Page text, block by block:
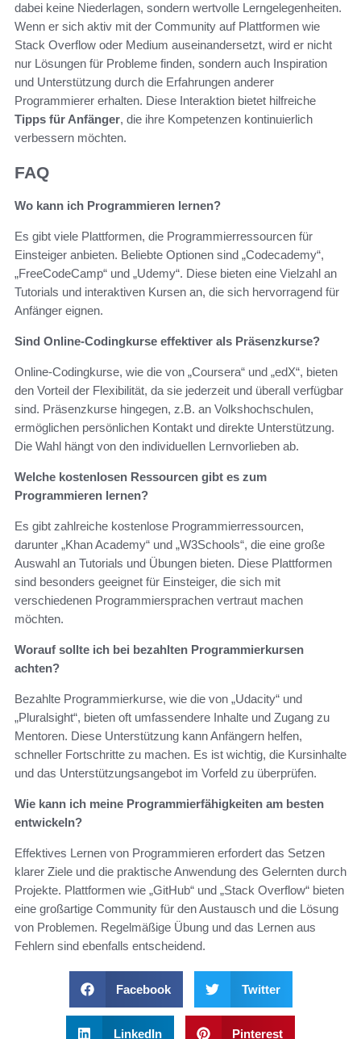
dabei keine Niederlagen, sondern wertvolle Lerngelegenheiten.
Wenn er sich aktiv mit der Community auf Plattformen wie
Stack Overflow oder Medium auseinandersetzt, wird er nicht
nur Lösungen für Probleme finden, sondern auch Inspiration
und Unterstützung durch die Erfahrungen anderer
Programmierer erhalten. Diese Interaktion bietet hilfreiche
Tipps für Anfänger, die ihre Kompetenzen kontinuierlich
verbessern möchten.
FAQ
Wo kann ich Programmieren lernen?
Es gibt viele Plattformen, die Programmierressourcen für
Einsteiger anbieten. Beliebte Optionen sind „Codecademy“,
„FreeCodeCamp“ und „Udemy“. Diese bieten eine Vielzahl an
Tutorials und interaktiven Kursen an, die sich hervorragend für
Anfänger eignen.
Sind Online-Codingkurse effektiver als Präsenzkurse?
Online-Codingkurse, wie die von „Coursera“ und „edX“, bieten
den Vorteil der Flexibilität, da sie jederzeit und überall verfügbar
sind. Präsenzkurse hingegen, z.B. an Volkshochschulen,
ermöglichen persönlichen Kontakt und direkte Unterstützung.
Die Wahl hängt von den individuellen Lernvorlieben ab.
Welche kostenlosen Ressourcen gibt es zum
Programmieren lernen?
Es gibt zahlreiche kostenlose Programmierressourcen,
darunter „Khan Academy“ und „W3Schools“, die eine große
Auswahl an Tutorials und Übungen bieten. Diese Plattformen
sind besonders geeignet für Einsteiger, die sich mit
verschiedenen Programmiersprachen vertraut machen
möchten.
Worauf sollte ich bei bezahlten Programmierkursen
achten?
Bezahlte Programmierkurse, wie die von „Udacity“ und
„Pluralsight“, bieten oft umfassendere Inhalte und Zugang zu
Mentoren. Diese Unterstützung kann Anfängern helfen,
schneller Fortschritte zu machen. Es ist wichtig, die Kursinhalte
und das Unterstützungsangebot im Vorfeld zu überprüfen.
Wie kann ich meine Programmierfähigkeiten am besten
entwickeln?
Effektives Lernen von Programmieren erfordert das Setzen
klarer Ziele und die praktische Anwendung des Gelernten durch
Projekte. Plattformen wie „GitHub“ und „Stack Overflow“ bieten
eine großartige Community für den Austausch und die Lösung
von Problemen. Regelmäßige Übung und das Lernen aus
Fehlern sind ebenfalls entscheidend.
Facebook Twitter
LinkedIn Pinterest